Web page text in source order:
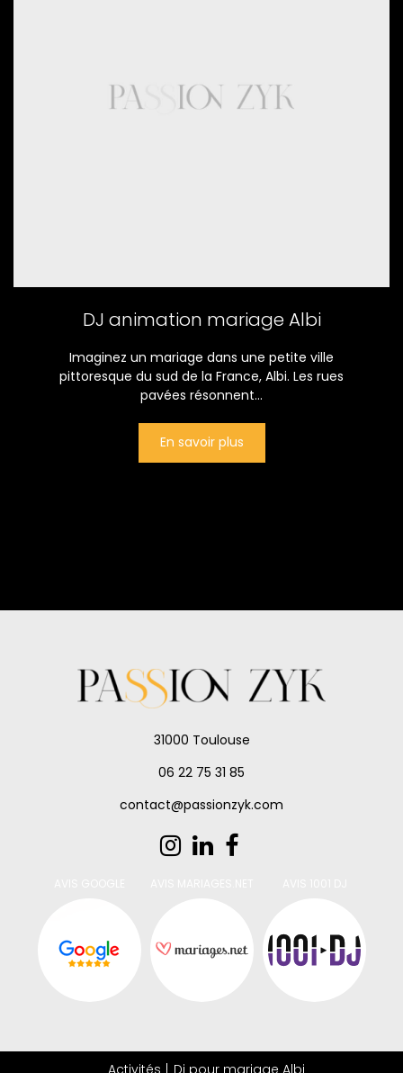
DJ animation mariage Albi
Imaginez un mariage dans une petite ville
pittoresque du sud de la France, Albi. Les rues
pavées résonnent...
En savoir plus
31000 Toulouse
06 22 75 31 85
contact@passionzyk.com
Activités Dj pour mariage Albi